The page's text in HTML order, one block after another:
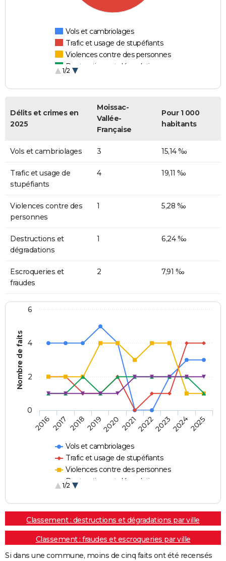
Vols et cambriolages
Trafic et usage de stupéfiants
Violences contre des personnes
Destructions et dégradations
1/2
Délits et crimes en
2025
Moissac-
Vallée-
Française
Pour 1 000
habitants
Vols et cambriolages 3 15,14 ‰
Trafic et usage de
stupéfiants
4 19,11 ‰
Violences contre des
personnes
1 5,28 ‰
Destructions et
dégradations
1 6,24 ‰
Escroqueries et
fraudes
2 7,91 ‰
Nombre de faits
Vols et cambriolages
Trafic et usage de stupéfiants
Violences contre des personnes
Destructions et dégradations
1/2
20162017 20182019202020212022202320242025
0
2
4
6
Classement : destructions et dégradations par ville
Classement : fraudes et escroqueries par ville
Si dans une commune, moins de cinq faits ont été recensés